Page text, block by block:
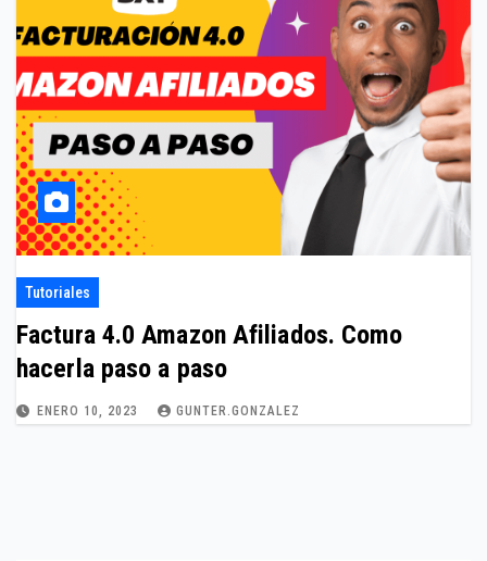
Tutoriales
Factura 4.0 Amazon Afiliados. Como
hacerla paso a paso
ENERO 10, 2023 GUNTER.GONZALEZ